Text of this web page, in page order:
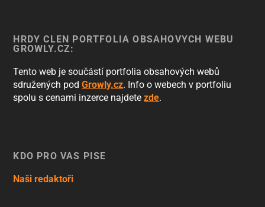
HRDÝ ČLEN PORTFOLIA OBSAHOVÝCH WEBŮ
GROWLY.CZ:
Tento web je součástí portfolia obsahových webů
sdružených podGrowly.cz. Info o webech v portfoliu
spolu s cenami inzerce najdetezde.
KDO PRO VÁS PÍŠE
Naši redaktoři